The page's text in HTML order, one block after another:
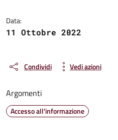
Data:
11 Ottobre 2022
Condividi Vedi azioni
Argomenti
Accesso all'informazione